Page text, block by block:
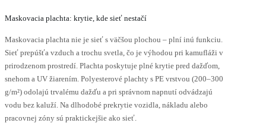
Maskovacia plachta: krytie, kde sieť nestačí
Maskovacia plachta nie je sieť s väčšou plochou – plní inú funkciu.
Sieť prepúšťa vzduch a trochu svetla, čo je výhodou pri kamufláži v
prirodzenom prostredí. Plachta poskytuje plné krytie pred dažďom,
snehom a UV žiarením. Polyesterové plachty s PE vrstvou (200–300
g/m²) odolajú trvalému dažďu a pri správnom napnutí odvádzajú
vodu bez kaluží. Na dlhodobé prekrytie vozidla, nákladu alebo
pracovnej zóny sú praktickejšie ako sieť.